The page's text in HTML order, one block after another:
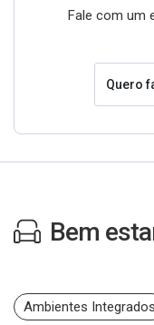
Fale com um
Quero
Bem
Ambientes Integrados